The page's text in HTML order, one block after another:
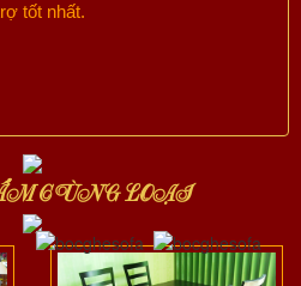
tốt nhất.
CÙNG LOẠI